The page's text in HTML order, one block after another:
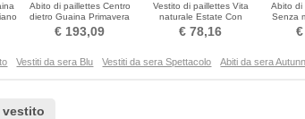
Abito di paillettes Centro
dietro Guaina Primavera
Con paillettes
€ 193,09
Vestito di paillettes Vita
naturale Estate Con
paillettes Stellato
€ 78,16
Abito di
Senza
Vestiti da sera Blu Vestiti da sera Spettacolo Abiti da sera
vestito